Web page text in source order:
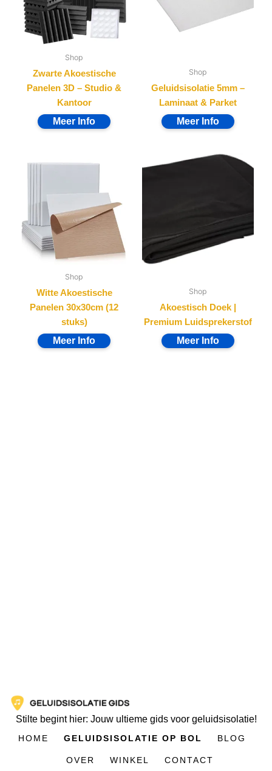
Shop
Zwarte Akoestische
Panelen 3D – Studio &
Kantoor
Shop
Geluidsisolatie 5mm –
Laminaat & Parket
Shop
Witte Akoestische
Panelen 30x30cm (12
stuks)
Shop
Akoestisch Doek |
Premium Luidsprekerstof
Stilte begint hier: Jouw ultieme gids voor geluidsisolatie!
HOME GELUIDSISOLATIE OP BOL BLOG
OVER WINKEL CONTACT